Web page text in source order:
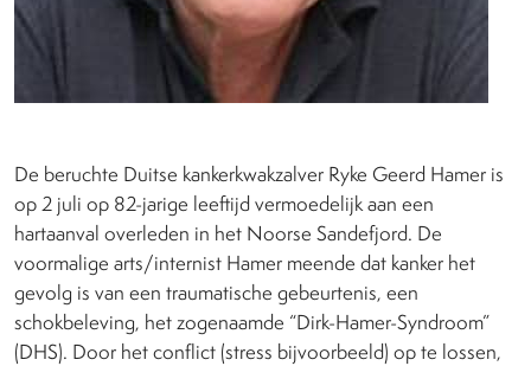
De beruchte Duitse kankerkwakzalver Ryke Geerd Hamer is
op 2 juli op 82-jarige leeftijd vermoedelijk aan een
hartaanval overleden in het Noorse Sandefjord. De
voormalige arts/internist Hamer meende dat kanker het
gevolg is van een traumatische gebeurtenis, een
schokbeleving, het zogenaamde “Dirk-Hamer-Syndroom”
(DHS). Door het conflict (stress bijvoorbeeld) op te lossen,